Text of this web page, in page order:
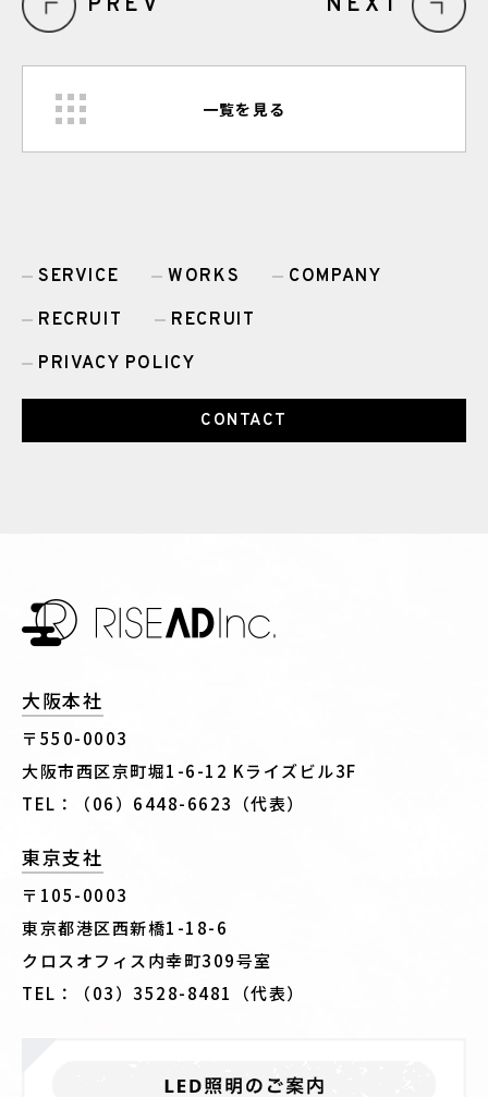
一覧を見る
SERVICE WORKS
COMPANY
RECRUIT
RECRUIT
PRIVACY POLICY
CONTACT
大阪本社
〒550-0003
大阪市西区京町堀1-6-12 Kライズビル3F
TEL：（06）6448-6623（代表）
東京支社
〒105-0003
東京都港区西新橋1-18-6
クロスオフィス内幸町309号室
TEL：（03）3528-8481（代表）